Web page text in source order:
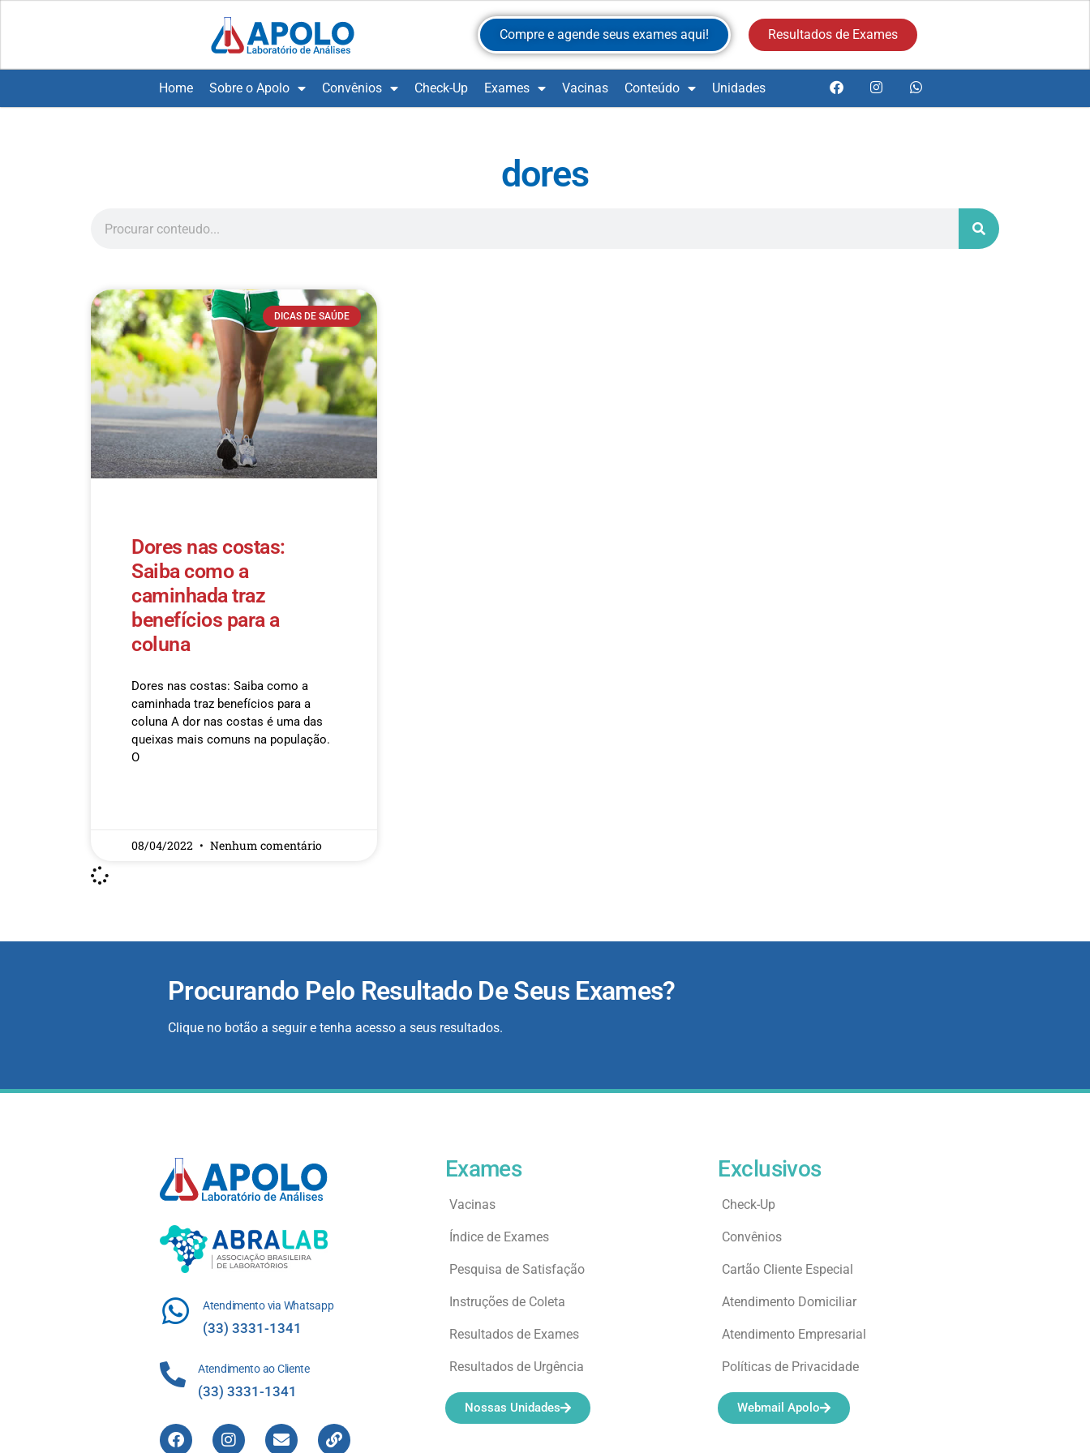
Compre e agende seus exames aqui! Resultados de Exames
Home Sobre o Apolo Convênios Check-Up Exames Vacinas Conteúdo Unidades
dores
DICAS DE SAÚDE
Dores nas costas:
Saiba como a
caminhada traz
benefícios para a
coluna
Dores nas costas: Saiba como a
caminhada traz benefícios para a
coluna A dor nas costas é uma das
queixas mais comuns na população.
O
08/04/2022 Nenhum comentário
Procurando Pelo Resultado De Seus Exames?
Clique no botão a seguir e tenha acesso a seus resultados.
Atendimento via Whatsapp
(33) 3331-1341
Atendimento ao Cliente
(33) 3331-1341
Exames
Vacinas
Índice de Exames
Pesquisa de Satisfação
Instruções de Coleta
Resultados de Exames
Resultados de Urgência
Nossas Unidades
Exclusivos
Check-Up
Convênios
Cartão Cliente Especial
Atendimento Domiciliar
Atendimento Empresarial
Políticas de Privacidade
Webmail Apolo